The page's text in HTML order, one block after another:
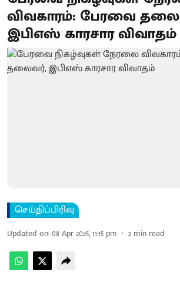
விவகாரம்: பேரவை
இபிஎஸ் காரசார விவாதம்
செய்திப்பிரிவு
Updated on:08 Apr 2025, 11:15 pm 2 min read